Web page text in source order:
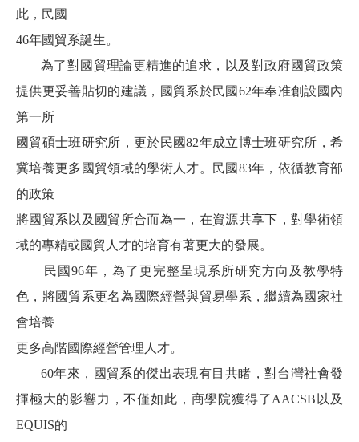
此，民國
46年國貿系誕生。
為了對國貿理論更精進的追求，以及對政府國貿政策
提供更妥善貼切的建議，國貿系於民國62年奉准創設國內
第一所
國貿碩士班研究所，更於民國82年成立博士班研究所，希
冀培養更多國貿領域的學術人才。民國83年，依循教育部
的政策
將國貿系以及國貿所合而為一，在資源共享下，對學術領
域的專精或國貿人才的培育有著更大的發展。
民國96年，為了更完整呈現系所研究方向及教學特
色，將國貿系更名為國際經營與貿易學系，繼續為國家社
會培養
更多高階國際經營管理人才。
60年來，國貿系的傑出表現有目共睹，對台灣社會發
揮極大的影響力，不僅如此，商學院獲得了AACSB以及
EQUIS的